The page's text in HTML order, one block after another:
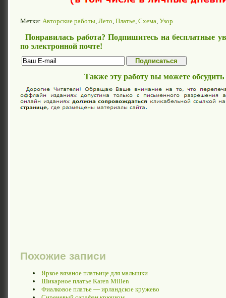
Метки: Авторские работы Лето Платье Схема Узор
Понравилась работа? Подпишитесь на бесплатные
по электронной почте!
Также эту работу вы можете
Похожие записи
Яркое вязаное платьице для малышки
Шикарное платье Karen Millen
Фиалковое платье — ирландское кружево